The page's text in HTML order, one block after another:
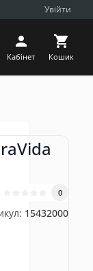
Увійти
Кабінет Кошик
0
15432000